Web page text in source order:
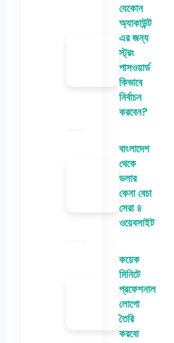
যেকোন
অ্যাকাউন্ট
এর জন্য
স্ট্রং
পাসওয়ার্ড
কিভাবে
নির্বাচন
করবেন?
বাংলাদেশ
থেকে
ডলার
কেনা বেচা
সেরা ৪
ওয়েবসাইট
কয়েক
মিনিটে
প্রফেশনাল
লোগো
তৈরি
করবো